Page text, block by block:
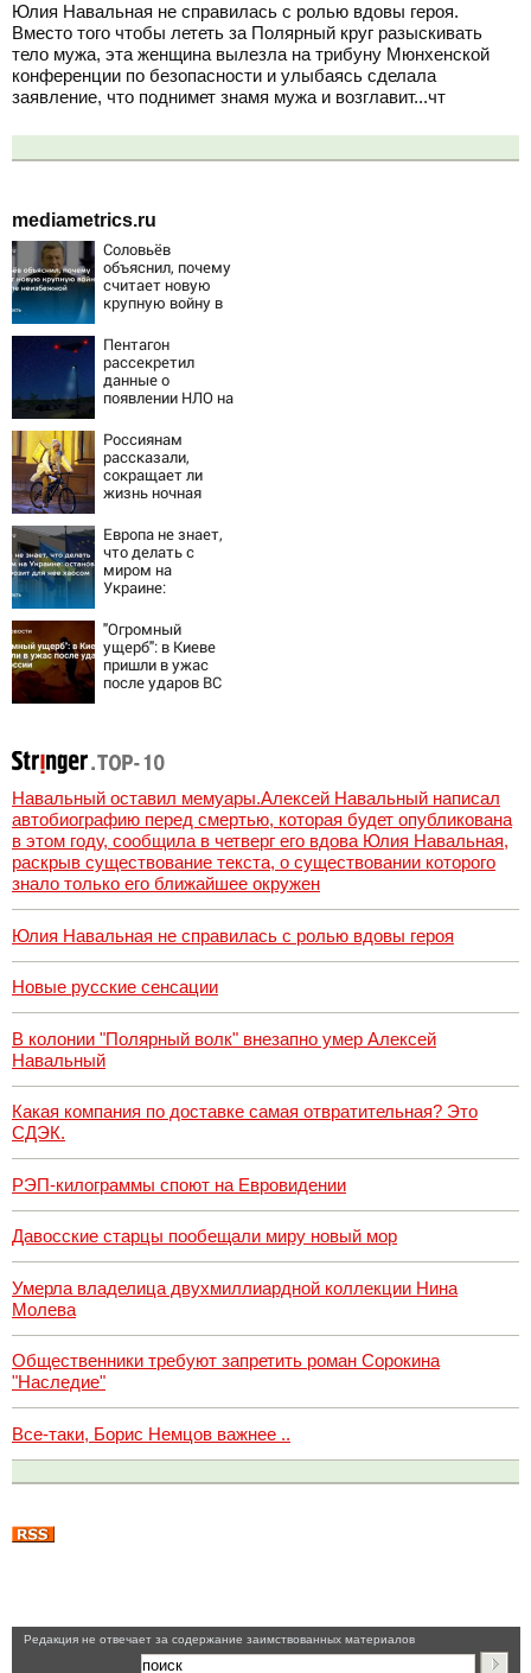
Юлия Навальная не справилась с ролью вдовы героя.
Вместо того чтобы лететь за Полярный круг разыскивать
тело мужа, эта женщина вылезла на трибуну Мюнхенской
конференции по безопасности и улыбаясь сделала
заявление, что поднимет знамя мужа и возглавит...чт
mediametrics.ru
Соловьёв
объяснил, почему
считает новую
крупную войну в
неизбежной
Пентагон
рассекретил
данные о
появлении НЛО на
Россиянам
рассказали,
сокращает ли
жизнь ночная
Европа не знает,
что делать с
миром на
Украине:
грозит для нее
хаосом
"Огромный
ущерб": в Киеве
пришли в ужас
после ударов ВС
Навальный оставил мемуары.Алексей Навальный написал
автобиографию перед смертью, которая будет опубликована
в этом году, сообщила в четверг его вдова Юлия Навальная,
раскрыв существование текста, о существовании которого
знало только его ближайшее окружен
Юлия Навальная не справилась с ролью вдовы героя
Новые русские сенсации
В колонии "Полярный волк" внезапно умер Алексей
Навальный
Какая компания по доставке самая отвратительная? Это
СДЭК.
РЭП-килограммы споют на Евровидении
Давосские старцы пообещали миру новый мор
Умерла владелица двухмиллиардной коллекции Нина
Молева
Общественники требуют запретить роман Сорокина
"Наследие"
Все-таки, Борис Немцов важнее ..
Pедакция не отвечает за содержание заимствованных материалов